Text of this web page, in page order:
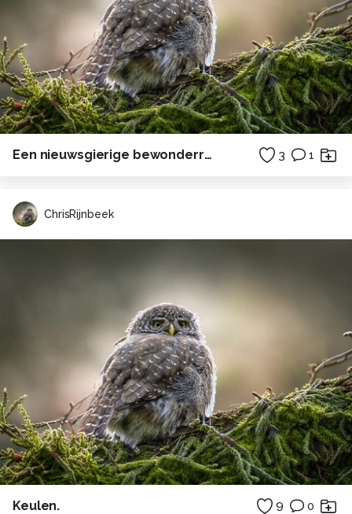
Een nieuwsgierige bewonderraarster 3 1
ChrisRijnbeek
Keulen. 9 0